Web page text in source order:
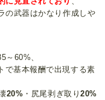
の武器はかなり作成しや
～60%、
で基本報酬で出現する素
20% ・尻尾剥ぎ取り20%